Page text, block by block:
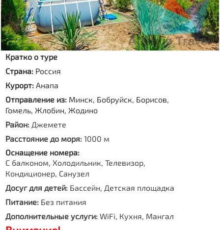
Кратко о туре
Страна: Россия
Курорт:Анапа
Отправление из: Минск, Бобруйск, Борисов,
Гомель, Жлобин, Жодино
Район: Джемете
Расстояние до моря: 1000 м
Оснащение номера:
С балконом, Холодильник, Телевизор,
Кондиционер, Санузел
Досуг для детей: Бассейн, Детская площадка
Питание: Без питания
Дополнительные услуги: WiFi, Кухня, Мангал